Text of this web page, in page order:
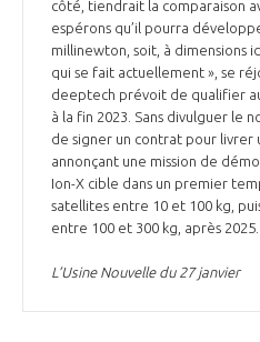
côté, tiendrait la comparaison
espérons qu’il pourra
millinewton, soit, à dimensions
qui se fait actuellement », se
deeptech prévoit de qualifier
à la fin 2023. Sans divulguer le
de signer un contrat pour livrer
annonçant une mission de
Ion-X cible dans un premier
satellites entre 10 et 100 kg,
entre 100 et 300 kg, après 2025.
L’Usine Nouvelle du 27 janvier